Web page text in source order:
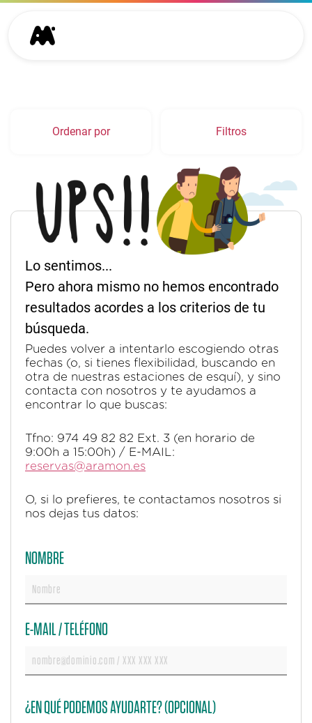
Ordenar por Filtros
Lo sentimos...
Pero ahora mismo no hemos encontrado
resultados acordes a los criterios de tu
búsqueda.
Puedes volver a intentarlo escogiendo otras
fechas (o, si tienes flexibilidad, buscando en
otra de nuestras estaciones de esquí), y sino
contacta con nosotros y te ayudamos a
encontrar lo que buscas:
Tfno: 974 49 82 82 Ext. 3 (en horario de
9:00h a 15:00h) / E-MAIL:
reservas@aramon.es
O, si lo prefieres, te contactamos nosotros si
nos dejas tus datos:
NOMBRE
E-MAIL / TELÉFONO
¿EN QUÉ PODEMOS AYUDARTE? (OPCIONAL)